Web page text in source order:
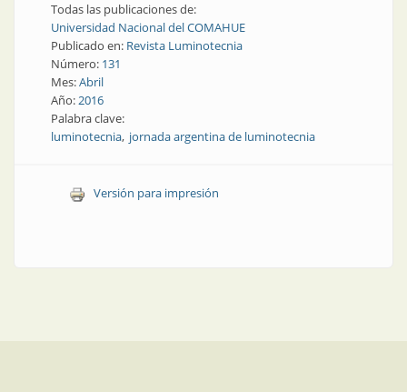
Todas las publicaciones de:
Universidad Nacional del COMAHUE
Publicado en: Revista Luminotecnia
Número: 131
Mes:Abril
Año:2016
Palabra clave:
luminotecnia jornada argentina de luminotecnia
Versión para impresión